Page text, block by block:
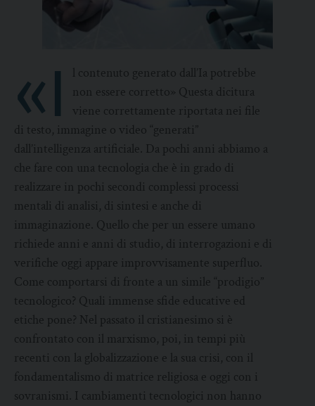
«I
l contenuto generato dall’Ia potrebbe
non essere corretto» Questa dicitura
viene correttamente riportata nei file
di testo, immagine o video “generati”
dall’intelligenza artificiale. Da pochi anni abbiamo a
che fare con una tecnologia che è in grado di
realizzare in pochi secondi complessi processi
mentali di analisi, di sintesi e anche di
immaginazione. Quello che per un essere umano
richiede anni e anni di studio, di interrogazioni e di
verifiche oggi appare improvvisamente superfluo.
Come comportarsi di fronte a un simile “prodigio”
tecnologico? Quali immense sfide educative ed
etiche pone? Nel passato il cristianesimo si è
confrontato con il marxismo, poi, in tempi più
recenti con la globalizzazione e la sua crisi, con il
fondamentalismo di matrice religiosa e oggi con i
sovranismi. I cambiamenti tecnologici non hanno